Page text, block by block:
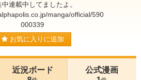
連載中してましたよ。
manga/official/590
000339
お気に入りに追加
近況ボード
公式漫画